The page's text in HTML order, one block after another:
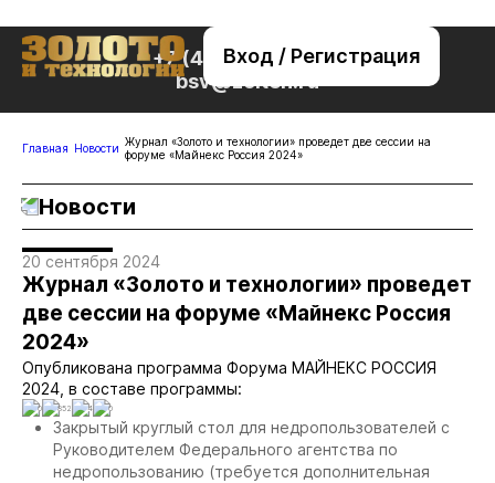
Вход / Регистрация
+7 (495) 221-76-32
bsv@zolteh.ru
Главная Новости Журнал «Золото и технологии» проведет две сессии на
форуме «Майнекс Россия 2024»
Новости
20 сентября 2024
Журнал «Золото и технологии» проведет
две сессии на форуме «Майнекс Россия
2024»
Опубликована программа Форума МАЙНЕКС РОССИЯ
2024, в составе программы:
0 852 4 0
Закрытый круглый стол для недропользователей с
Руководителем Федерального агентства по
недропользованию (требуется дополнительная